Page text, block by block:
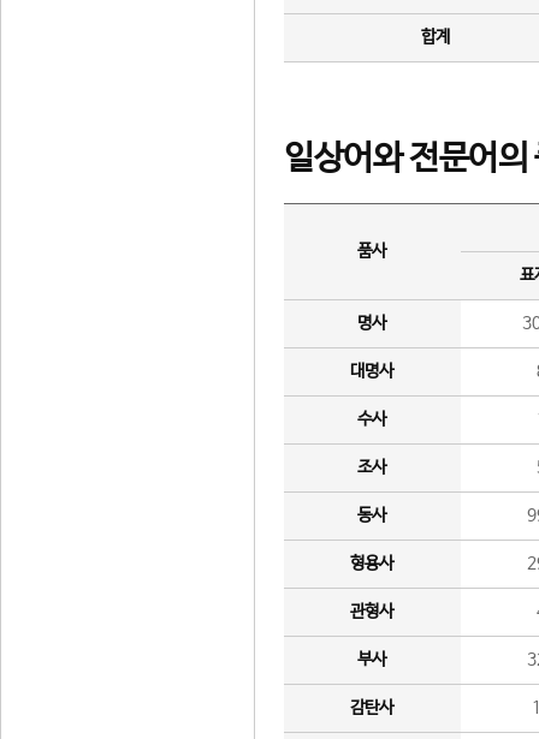
합계
일상어와 전문어의
품사
표
명사
대명사
수사
조사
동사
형용사
관형사
부사
감탄사